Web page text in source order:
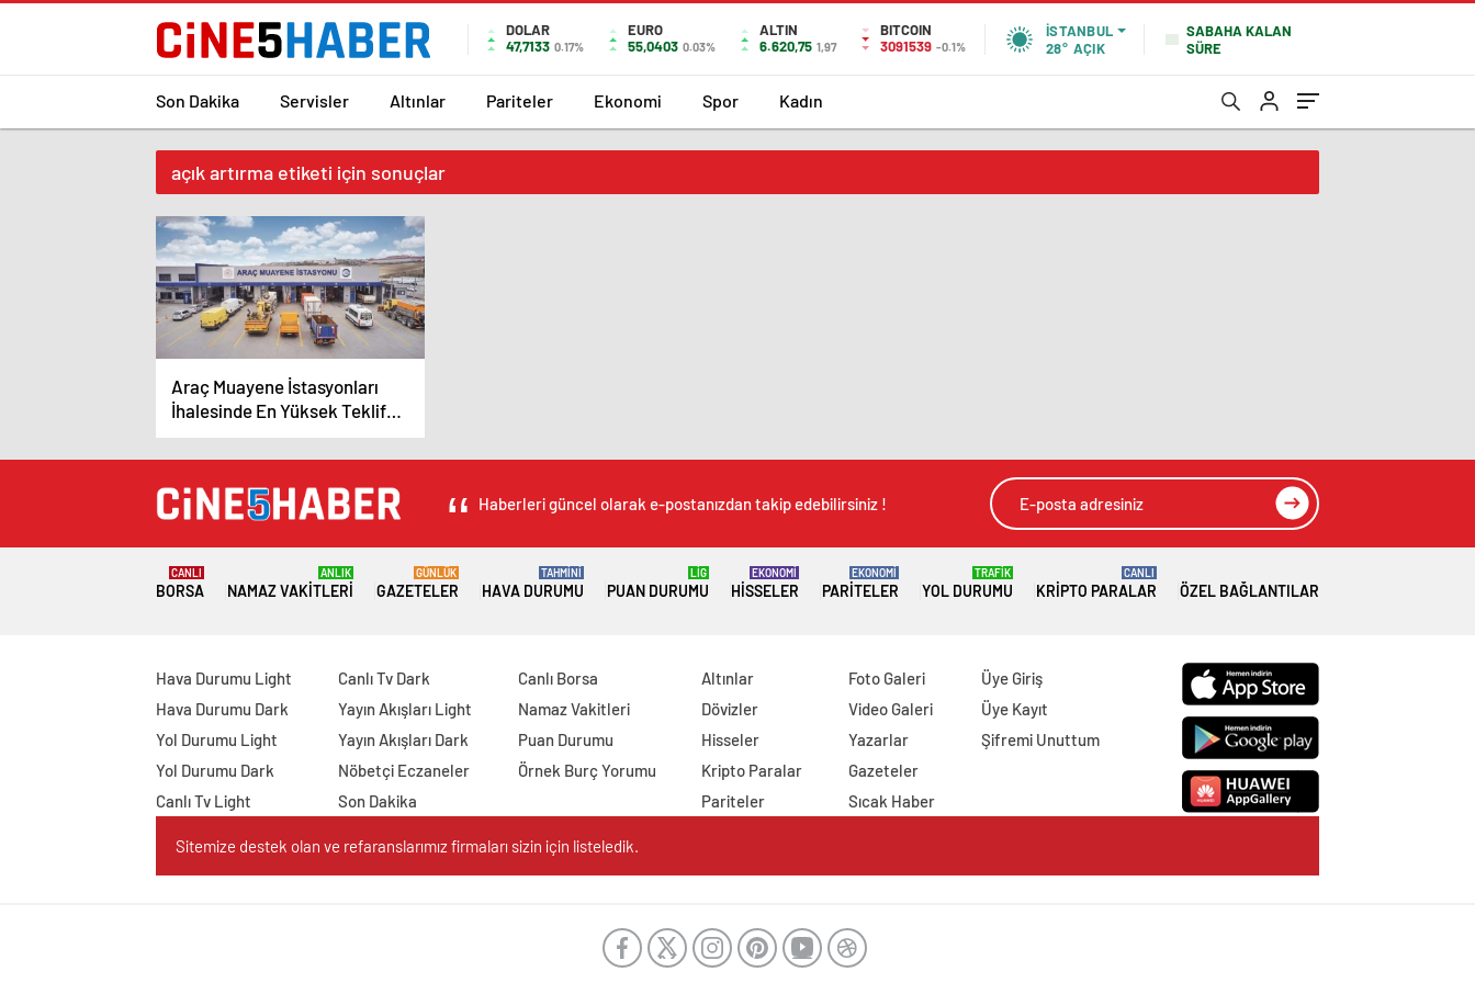
DOLAR
47,7133 0.17%
EURO
55,0403 0.03%
ALTIN
6.620,75 1,97
BITCOIN
3091539 -0.1%
İSTANBUL
28° AÇIK
SABAHA KALAN
SÜRE
Son Dakika Servisler Altınlar Pariteler Ekonomi Spor Kadın
açık artırma etiketi için sonuçlar
Araç Muayene İstasyonları
İhalesinde En Yüksek Teklif
MOI’den
Haberleri güncel olarak e-postanızdan takip edebilirsiniz !
BORSA
CANLI
NAMAZ VAKITLERI
ANLIK
GAZETELER
GÜNLÜK
HAVA DURUMU
TAHMİNİ
PUAN DURUMU
LİG
HISSELER
EKONOMİ
PARITELER
EKONOMİ
YOL DURUMU
TRAFİK
KRIPTO PARALAR
CANLI
ÖZEL BAĞLANTILAR
Hava Durumu Light
Hava Durumu Dark
Yol Durumu Light
Yol Durumu Dark
Canlı Tv Light
Canlı Tv Dark
Yayın Akışları Light
Yayın Akışları Dark
Nöbetçi Eczaneler
Son Dakika
Canlı Borsa
Namaz Vakitleri
Puan Durumu
Örnek Burç Yorumu
Altınlar
Dövizler
Hisseler
Kripto Paralar
Pariteler
Foto Galeri
Video Galeri
Yazarlar
Gazeteler
Sıcak Haber
Üye Giriş
Üye Kayıt
Şifremi Unuttum
Sitemize destek olan ve refaranslarımız firmaları sizin için listeledik.